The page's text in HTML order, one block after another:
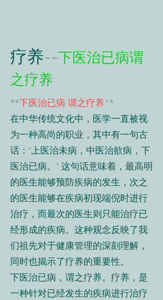
疗养--下医治已病谓
之疗养
**下医治已病 谓之疗养**
在中华传统文化中，医学一直被视
为一种高尚的职业，其中有一句古
话：“上医治未病，中医治欲病，下
医治已病。” 这句话意味着，最高明
的医生能够预防疾病的发生，次之
的医生能够在疾病初现端倪时进行
治疗，而最次的医生则只能治疗已
经形成的疾病。这种观念反映了我
们祖先对于健康管理的深刻理解，
同时也揭示了疗养的重要性。
下医治已病，谓之疗养。疗养，是
一种针对已经发生的疾病进行治疗